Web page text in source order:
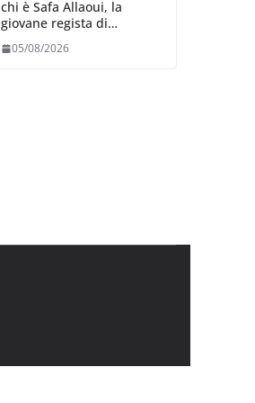
chi è Safa Allaoui, la
giovane regista di
collegiale di Cavalese
05/08/2026